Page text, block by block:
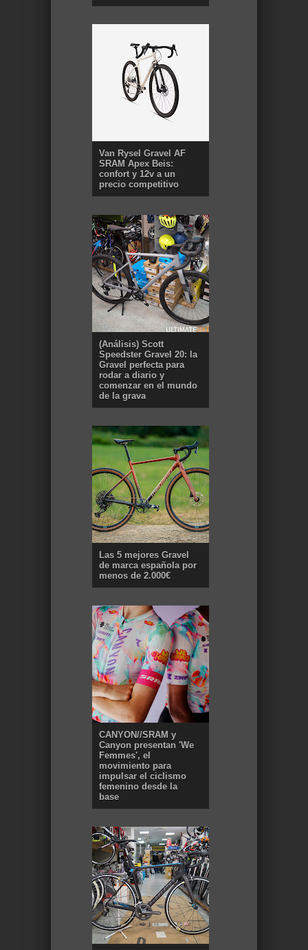
Van Rysel Gravel AF
SRAM Apex Beis:
confort y 12v a un
precio competitivo
(Análisis) Scott
Speedster Gravel 20: la
Gravel perfecta para
rodar a diario y
comenzar en el mundo
de la grava
Las 5 mejores Gravel
de marca española por
menos de 2.000€
CANYON//SRAM y
Canyon presentan 'We
Femmes', el
movimiento para
impulsar el ciclismo
femenino desde la
base